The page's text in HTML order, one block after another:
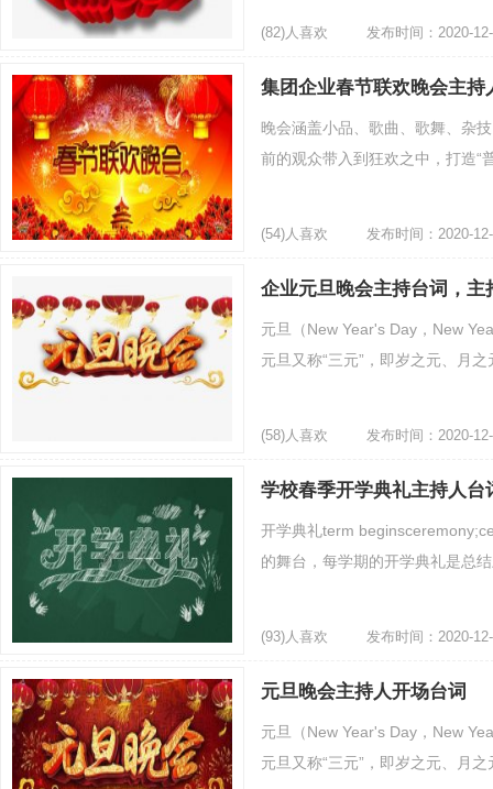
(82)人喜欢 发布时间：2020-
集团企业春节联欢晚会主持
晚会涵盖小品、歌曲、歌舞、杂
前的观众带入到狂欢之中，打造“
(54)人喜欢 发布时间：2020-
企业元旦晚会主持台词，主
元旦（New Year's Day，New
元旦又称“三元”，即岁之元、月
(58)人喜欢 发布时间：2020-
学校春季开学典礼主持人台
开学典礼term
的舞台，每学期的开学典礼是总
(93)人喜欢 发布时间：2020-
元旦晚会主持人开场台词
元旦（New Year's Day，New
元旦又称“三元”，即岁之元、月